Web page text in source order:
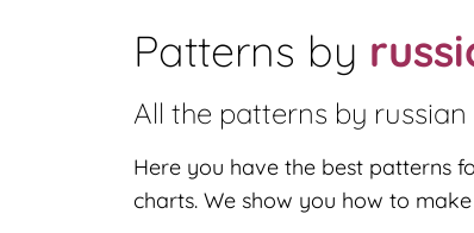
Patterns by
All the patterns by russian
Here you have the best patterns
charts. We show you how to